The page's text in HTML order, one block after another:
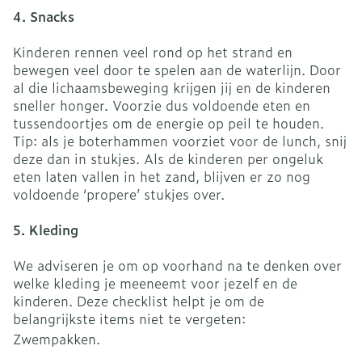
4. Snacks
Kinderen rennen veel rond op het strand en
bewegen veel door te spelen aan de waterlijn. Door
al die lichaamsbeweging krijgen jij en de kinderen
sneller honger. Voorzie dus voldoende eten en
tussendoortjes om de energie op peil te houden.
Tip: als je boterhammen voorziet voor de lunch, snij
deze dan in stukjes. Als de kinderen per ongeluk
eten laten vallen in het zand, blijven er zo nog
voldoende ‘propere’ stukjes over.
5. Kleding
We adviseren je om op voorhand na te denken over
welke kleding je meeneemt voor jezelf en de
kinderen. Deze checklist helpt je om de
belangrijkste items niet te vergeten:
Zwempakken.